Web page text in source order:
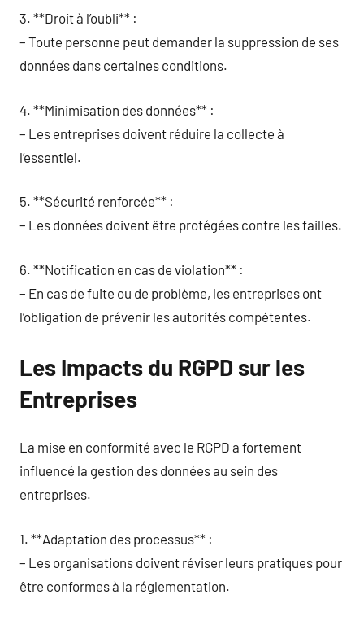
3. **Droit à l’oubli** :
– Toute personne peut demander la suppression de ses
données dans certaines conditions.
4. **Minimisation des données** :
– Les entreprises doivent réduire la collecte à
l’essentiel.
5. **Sécurité renforcée** :
– Les données doivent être protégées contre les failles.
6. **Notification en cas de violation** :
– En cas de fuite ou de problème, les entreprises ont
l’obligation de prévenir les autorités compétentes.
Les Impacts du RGPD sur les
Entreprises
La mise en conformité avec le RGPD a fortement
influencé la gestion des données au sein des
entreprises.
1. **Adaptation des processus** :
– Les organisations doivent réviser leurs pratiques pour
être conformes à la réglementation.